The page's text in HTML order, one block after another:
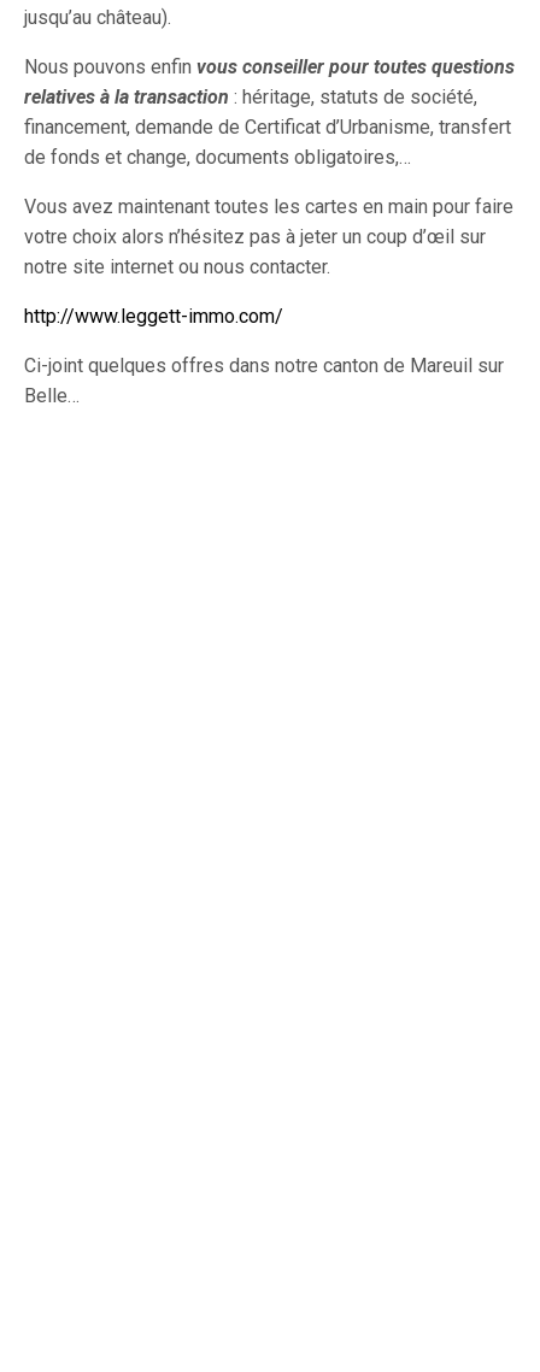
jusqu’au château).
Nous pouvons enfin vous conseiller pour toutes questions
relatives à la transaction : héritage, statuts de société,
financement, demande de Certificat d’Urbanisme, transfert
de fonds et change, documents obligatoires,…
Vous avez maintenant toutes les cartes en main pour faire
votre choix alors n’hésitez pas à jeter un coup d’œil sur
notre site internet ou nous contacter.
http://www.leggett-immo.com/
Ci-joint quelques offres dans notre canton de Mareuil sur
Belle…